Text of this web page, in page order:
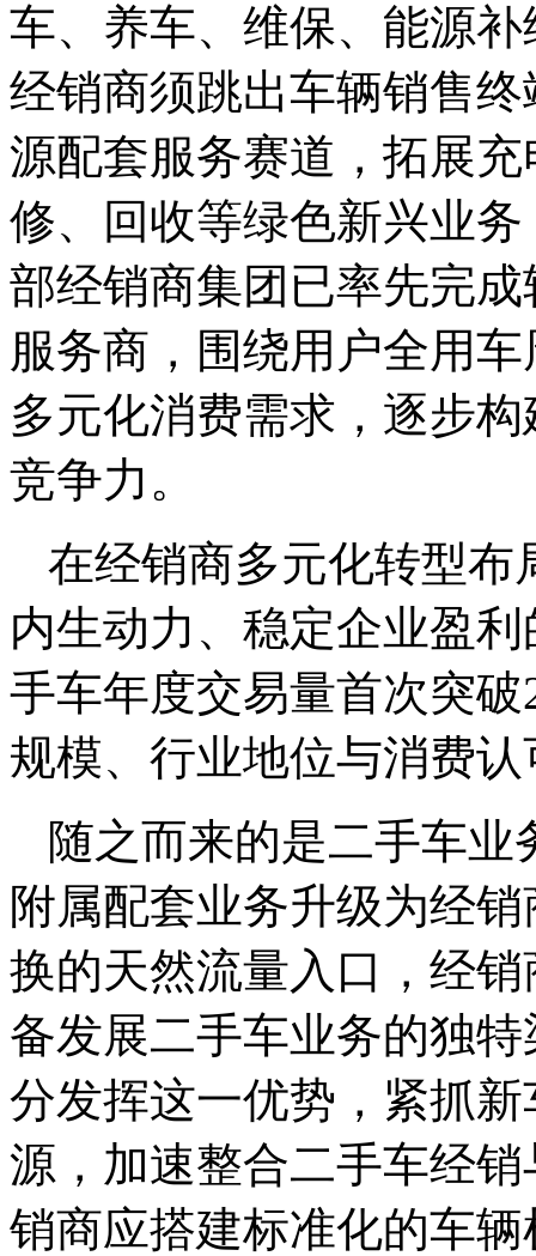
车、养车、维保、能源
经销商须跳出车辆销售
源配套服务赛道，拓展
修、回收等绿色新兴业
部经销商集团已率先完
服务商，围绕用户全用
多元化消费需求，逐步
竞争力。
在经销商多元化转型布
内生动力、稳定企业盈
手车年度交易量首次突
规模、行业地位与消费
随之而来的是二手车
附属配套业务升级为经
换的天然流量入口，经
备发展二手车业务的独
分发挥这一优势，紧抓
源，加速整合二手车经
销商应搭建标准化的车